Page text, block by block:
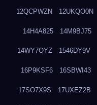
12QCPWZN 12UKQO0N
14H4A825 14M9BJ75
14WY7OYZ 1546DY9V
16P9KSF6 16SBWI43
17SO7X9S 17UXEZ2B